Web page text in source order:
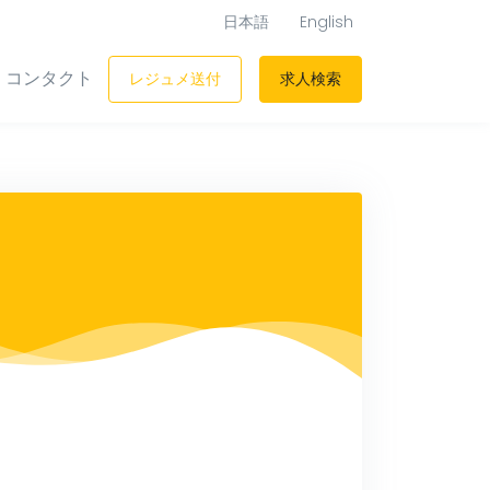
日本語 English
コンタクト レジュメ送付 求人検索